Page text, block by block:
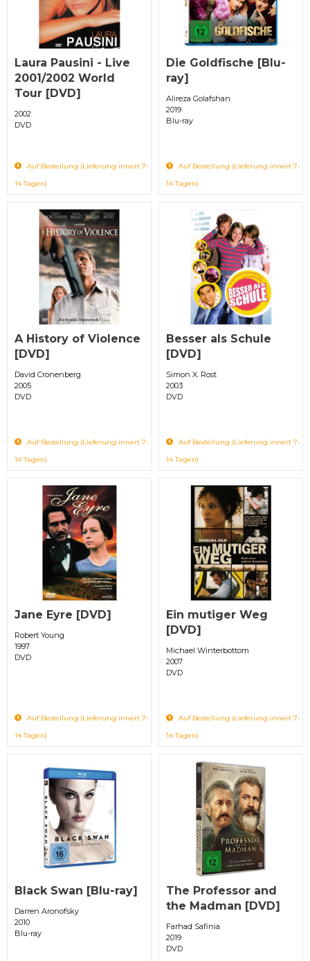
Laura Pausini - Live
2001/2002 World
Tour [DVD]
2002
DVD
Auf Bestellung (Lieferung innert 7-
14 Tagen)
Die Goldfische [Blu-
ray]
Alireza Golafshan
2019
Blu-ray
Auf Bestellung (Lieferung innert 7-
14 Tagen)
A History of Violence
[DVD]
David Cronenberg
2005
DVD
Auf Bestellung (Lieferung innert 7-
14 Tagen)
Besser als Schule
[DVD]
Simon X. Rost
2003
DVD
Auf Bestellung (Lieferung innert 7-
14 Tagen)
Jane Eyre [DVD]
Robert Young
1997
DVD
Auf Bestellung (Lieferung innert 7-
14 Tagen)
Ein mutiger Weg
[DVD]
Michael Winterbottom
2007
DVD
Auf Bestellung (Lieferung innert 7-
14 Tagen)
Black Swan [Blu-ray]
Darren Aronofsky
2010
Blu-ray
The Professor and
the Madman [DVD]
Farhad Safinia
2019
DVD